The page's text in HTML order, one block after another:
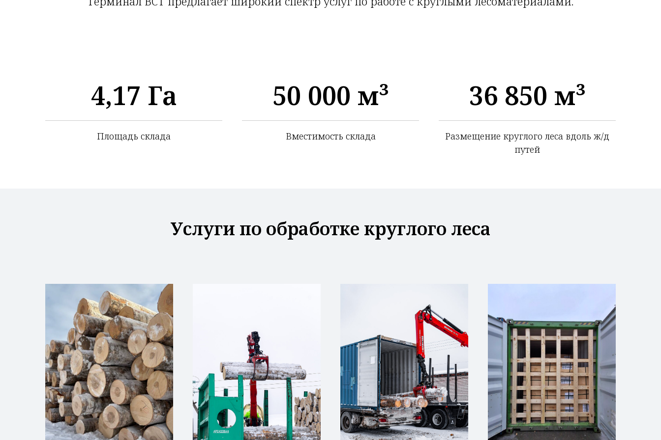
4,17 Га
Площадь склада
50 000 м³
Вместимость склада
36 850 м³
Размещение круглого леса вдоль ж/д
путей
Услуги по обработке круглого леса